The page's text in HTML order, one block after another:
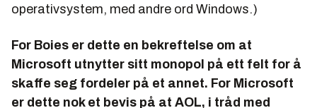
operativsystem, med andre ord Windows.)
For Boies er dette en bekreftelse om at
Microsoft utnytter sitt monopol på ett felt for å
skaffe seg fordeler på et annet. For Microsoft
er dette nok et bevis på at AOL, i tråd med